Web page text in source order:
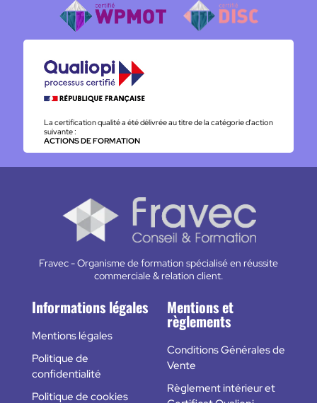
La certification qualité a été délivrée au titre de la catégorie d'action
suivante :
ACTIONS DE FORMATION
Fravec - Organisme de formation spécialisé en réussite
commerciale & relation client.
Informations légales
Mentions légales
Politique de
confidentialité
Politique de cookies
Mentions et
règlements
Conditions Générales de
Vente
Règlement intérieur et